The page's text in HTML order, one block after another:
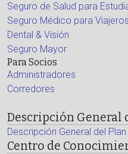
Seguro de Salud para
Seguro Médico para Viajeros
Dental & Visión
Seguro Mayor
Para Socios
Administradores
Corredores
Descripción General
Descripción General del Plan
Centro de